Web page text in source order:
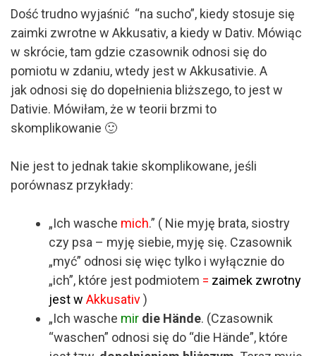
Dość trudno wyjaśnić “na sucho”, kiedy stosuje się
zaimki zwrotne w Akkusativ, a kiedy w Dativ. Mówiąc
w skrócie, tam gdzie czasownik odnosi się do
pomiotu w zdaniu, wtedy jest w Akkusativie. A
jak odnosi się do dopełnienia bliższego, to jest w
Dativie. Mówiłam, że w teorii brzmi to
skomplikowanie 🙂
Nie jest to jednak takie skomplikowane, jeśli
porównasz przykłady:
„Ich wasche mich.” ( Nie myję brata, siostry
czy psa – myję siebie, myję się. Czasownik
„myć” odnosi się więc tylko i wyłącznie do
„ich”, które jest podmiotem = zaimek zwrotny
jest w Akkusativ)
„Ich wasche mir die Hände. (Czasownik
“waschen” odnosi się do “die Hände”, które